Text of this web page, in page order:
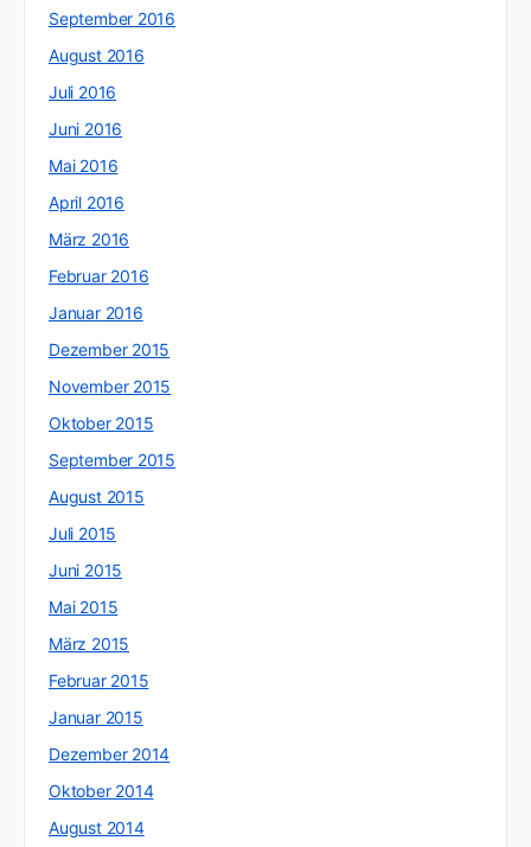
September 2016
August 2016
Juli 2016
Juni 2016
Mai 2016
April 2016
März 2016
Februar 2016
Januar 2016
Dezember 2015
November 2015
Oktober 2015
September 2015
August 2015
Juli 2015
Juni 2015
Mai 2015
März 2015
Februar 2015
Januar 2015
Dezember 2014
Oktober 2014
August 2014